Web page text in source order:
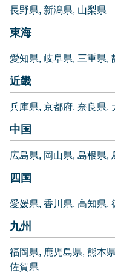
長野県 新潟県 山梨県
東海
愛知県 岐阜県 三重県
近畿
兵庫県 京都府 奈良県
中国
広島県 岡山県 島根県
四国
愛媛県 香川県 高知県
九州
福岡県 鹿児島県 熊本県
佐賀県